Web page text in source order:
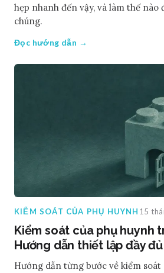
hẹp nhanh đến vậy, và làm thế nào
chúng.
Đọc hướng dẫn →
KIỂM SOÁT CỦA PHỤ HUYNH 15
Kiểm soát của phụ huynh
Hướng dẫn thiết lập đầy
Hướng dẫn từng bước về kiểm